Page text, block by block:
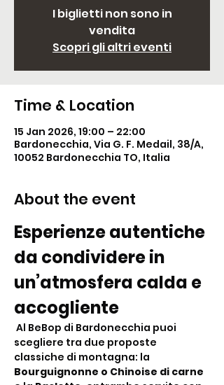
I biglietti non sono in
vendita
Scopri gli altri eventi
Time & Location
15 Jan 2026, 19:00 – 22:00
Bardonecchia, Via G. F. Medail, 38/A,
10052 Bardonecchia TO, Italia
About the event
Esperienze autentiche
da condividere in
un’atmosfera calda e
accogliente
scegliere tra due proposte
classiche di montagna: la
Bourguignonne o Chinoise di carne